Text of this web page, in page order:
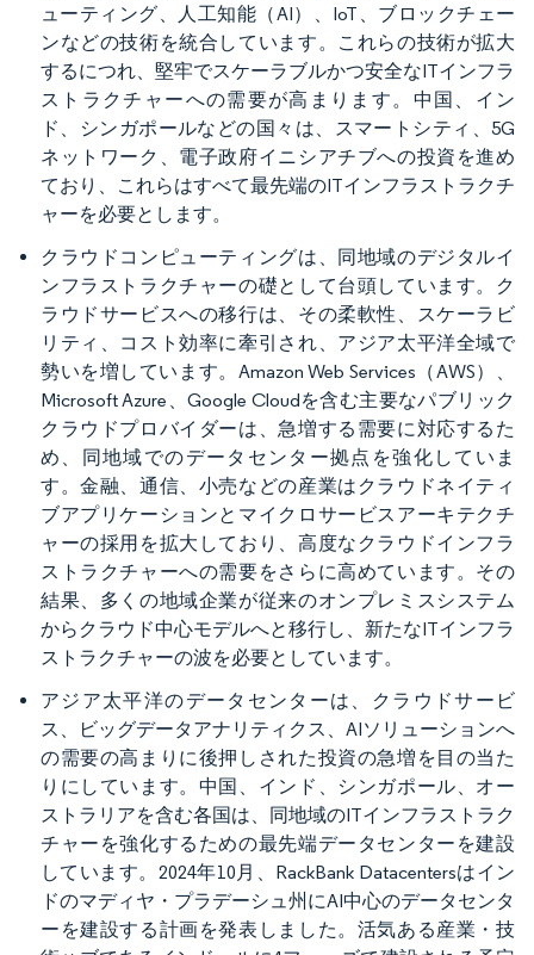
ューティング、人工知能（AI）、IoT、ブロックチェー
ンなどの技術を統合しています。これらの技術が拡大
するにつれ、堅牢でスケーラブルかつ安全なITインフラ
ストラクチャーへの需要が高まります。中国、イン
ド、シンガポールなどの国々は、スマートシティ、5G
ネットワーク、電子政府イニシアチブへの投資を進め
ており、これらはすべて最先端のITインフラストラクチ
ャーを必要とします。
クラウドコンピューティングは、同地域のデジタルイ
ンフラストラクチャーの礎として台頭しています。ク
ラウドサービスへの移行は、その柔軟性、スケーラビ
リティ、コスト効率に牽引され、アジア太平洋全域で
勢いを増しています。Amazon Web Services（AWS）、
Microsoft Azure、Google Cloudを含む主要なパブリック
クラウドプロバイダーは、急増する需要に対応するた
め、同地域でのデータセンター拠点を強化していま
す。金融、通信、小売などの産業はクラウドネイティ
ブアプリケーションとマイクロサービスアーキテクチ
ャーの採用を拡大しており、高度なクラウドインフラ
ストラクチャーへの需要をさらに高めています。その
結果、多くの地域企業が従来のオンプレミスシステム
からクラウド中心モデルへと移行し、新たなITインフラ
ストラクチャーの波を必要としています。
アジア太平洋のデータセンターは、クラウドサービ
ス、ビッグデータアナリティクス、AIソリューションへ
の需要の高まりに後押しされた投資の急増を目の当た
りにしています。中国、インド、シンガポール、オー
ストラリアを含む各国は、同地域のITインフラストラク
チャーを強化するための最先端データセンターを建設
しています。2024年10月、RackBank Datacentersはイン
ドのマディヤ・プラデーシュ州にAI中心のデータセンタ
ーを建設する計画を発表しました。活気ある産業・技